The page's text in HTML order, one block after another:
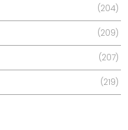
204
209
207
219